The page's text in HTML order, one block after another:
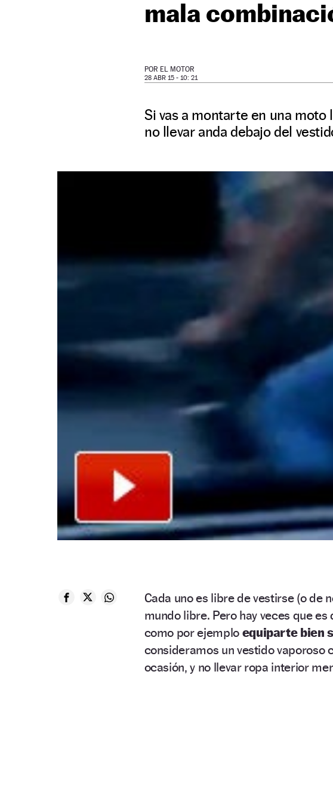
mala
POR EL MOTOR
28 ABR 15 - 10: 21
Si vas a montarte en una
no llevar anda debajo del
Cada uno es libre de vestirse (o de
mundo libre. Pero hay veces que
como por ejemplo equiparte bien
consideramos un vestido vaporoso
ocasión, y no llevar ropa interior